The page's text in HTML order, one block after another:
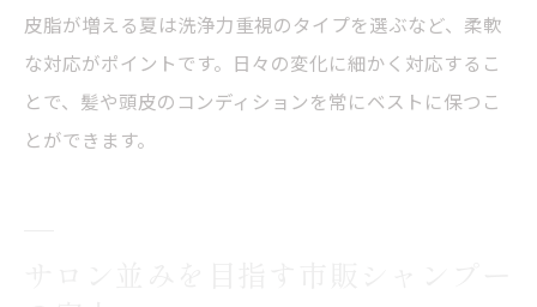
皮脂が増える夏は洗浄力重視のタイプを選ぶなど、柔軟
な対応がポイントです。日々の変化に細かく対応するこ
とで、髪や頭皮のコンディションを常にベストに保つこ
とができます。